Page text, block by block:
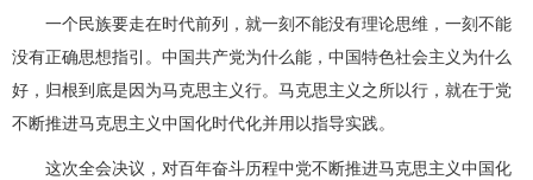
一个民族要走在时代前列，就一刻不能没有理论思维，一刻不能
没有正确思想指引。中国共产党为什么能，中国特色社会主义为什么
好，归根到底是因为马克思主义行。马克思主义之所以行，就在于党
不断推进马克思主义中国化时代化并用以指导实践。
这次全会决议，对百年奋斗历程中党不断推进马克思主义中国化